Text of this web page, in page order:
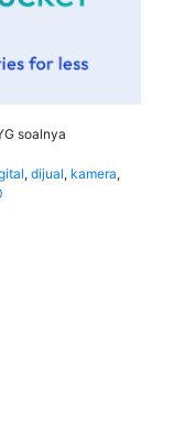
soalnya
, dijual, kamera,